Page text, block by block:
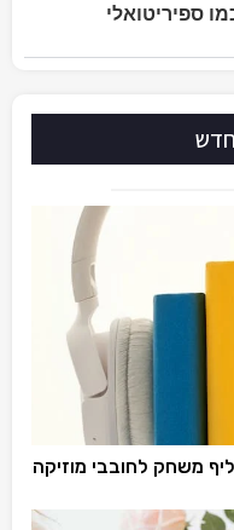
ספיריטואלי
משחק לחובבי מוזיקה